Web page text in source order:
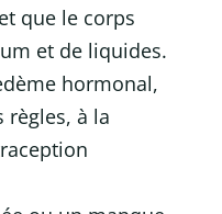
que le corps
et de liquides.
hormonal,
règles, à la